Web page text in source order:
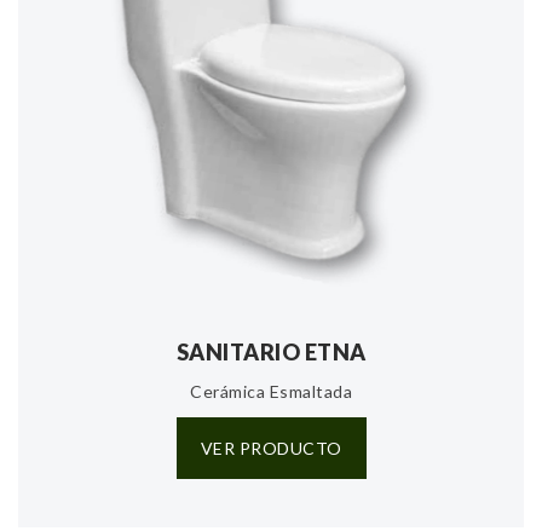
SANITARIO ETNA
Cerámica Esmaltada
VER PRODUCTO